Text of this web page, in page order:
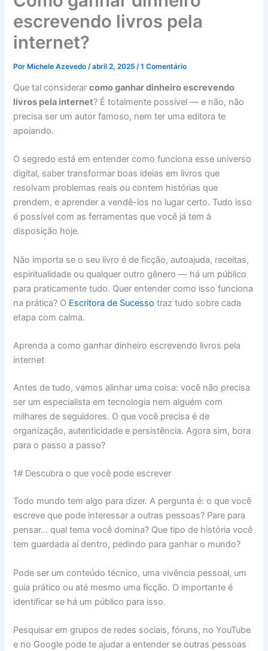
escrevendo livros pela
internet?
PorMichele Azevedo /abril 2, 2025 /1 Comentário
Que tal considerarcomo ganhar dinheiro escrevendo
livros pela internet? É totalmente possível — e não, não
precisa ser um autor famoso, nem ter uma editora te
apoiando.
O segredo está em entender como funciona esse universo
digital, saber transformar boas ideias em livros que
resolvam problemas reais ou contem histórias que
prendem, e aprender a vendê-los no lugar certo. Tudo isso
é possível com as ferramentas que você já tem à
disposição hoje.
Não importa se o seu livro é de ficção, autoajuda, receitas,
espiritualidade ou qualquer outro gênero — há um público
para praticamente tudo. Quer entender como isso funciona
na prática? O Escritora de Sucesso traz tudo sobre cada
etapa com calma.
Aprenda a como ganhar dinheiro escrevendo livros pela
internet
Antes de tudo, vamos alinhar uma coisa: você não precisa
ser um especialista em tecnologia nem alguém com
milhares de seguidores. O que você precisa é de
organização, autenticidade e persistência. Agora sim, bora
para o passo a passo?
1# Descubra o que você pode escrever
Todo mundo tem algo para dizer. A pergunta é: o que você
escreve que pode interessar a outras pessoas? Pare para
pensar… qual tema você domina? Que tipo de história você
tem guardada aí dentro, pedindo para ganhar o mundo?
Pode ser um conteúdo técnico, uma vivência pessoal, um
guia prático ou até mesmo uma ficção. O importante é
identificar se há um público para isso.
Pesquisar em grupos de redes sociais, fóruns, no YouTube
e no Google pode te ajudar a entender se outras pessoas